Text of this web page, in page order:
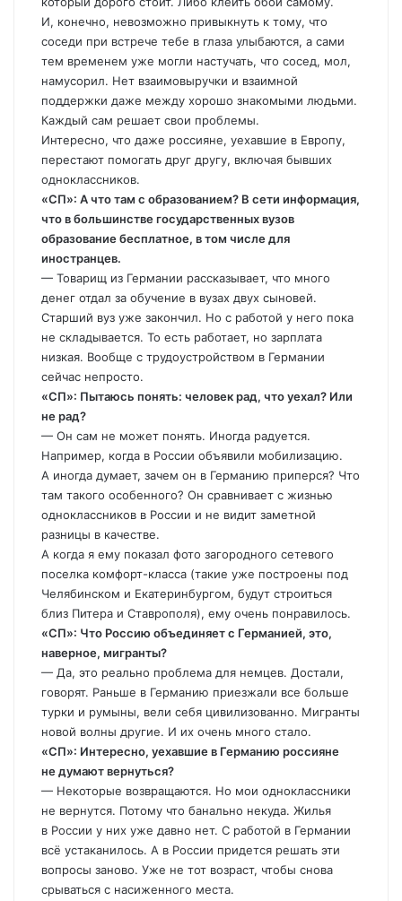
И, конечно, невозможно привыкнуть к тому, что
соседи при встрече тебе в глаза улыбаются, а сами
тем временем уже могли настучать, что сосед, мол,
намусорил. Нет взаимовыручки и взаимной
поддержки даже между хорошо знакомыми людьми.
Каждый сам решает свои проблемы.
Интересно, что даже россияне, уехавшие в Европу,
перестают помогать друг другу, включая бывших
одноклассников.
«СП»: А что там с образованием? В сети информация,
что в большинстве государственных вузов
образование бесплатное, в том числе для
иностранцев.
— Товарищ из Германии рассказывает, что много
денег отдал за обучение в вузах двух сыновей.
Старший вуз уже закончил. Но с работой у него пока
не складывается. То есть работает, но зарплата
низкая. Вообще с трудоустройством в Германии
сейчас непросто.
«СП»: Пытаюсь понять: человек рад, что уехал? Или
не рад?
— Он сам не может понять. Иногда радуется.
Например, когда в России объявили мобилизацию.
А иногда думает, зачем он в Германию приперся? Что
там такого особенного? Он сравнивает с жизнью
одноклассников в России и не видит заметной
разницы в качестве.
А когда я ему показал фото загородного сетевого
поселка комфорт-класса (такие уже построены под
Челябинском и Екатеринбургом, будут строиться
близ Питера и Ставрополя), ему очень понравилось.
«СП»: Что Россию объединяет с Германией, это,
наверное, мигранты?
— Да, это реально проблема для немцев. Достали,
говорят. Раньше в Германию приезжали все больше
турки и румыны, вели себя цивилизованно. Мигранты
новой волны другие. И их очень много стало.
«СП»: Интересно, уехавшие в Германию россияне
не думают вернуться?
— Некоторые возвращаются. Но мои одноклассники
не вернутся. Потому что банально некуда. Жилья
в России у них уже давно нет. С работой в Германии
всё устаканилось. А в России придется решать эти
вопросы заново. Уже не тот возраст, чтобы снова
срываться с насиженного места.